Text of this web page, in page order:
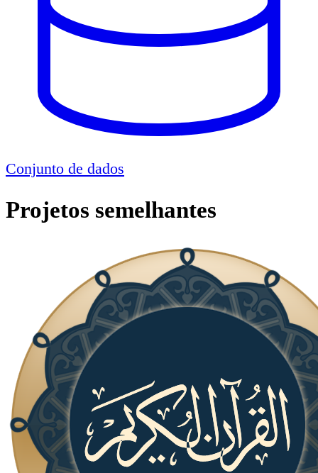
Conjunto de dados
Projetos semelhantes